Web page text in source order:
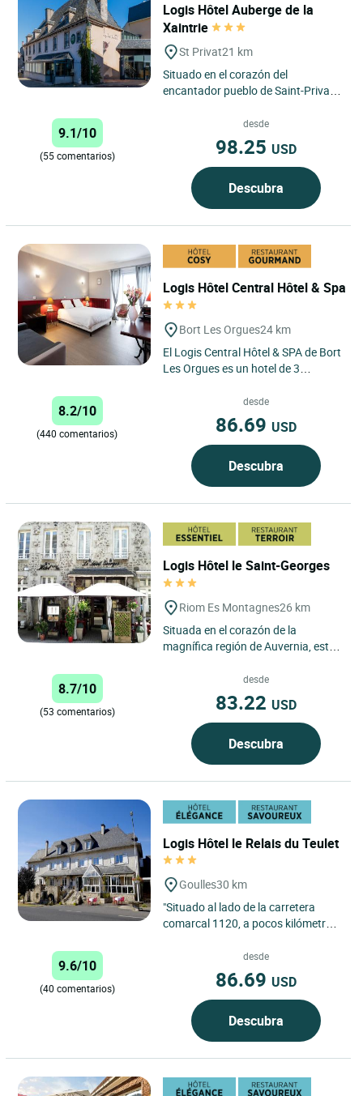
Logis Hôtel Auberge de la
Xaintrie
St Privat21 km
Situado en el corazón del
encantador pueblo de Saint-Privat,
marco ideal para una escapada...
9.1/10
(55 comentarios)
desde
98.25 USD
Descubra
Logis Hôtel Central Hôtel & Spa
Bort Les Orgues24 km
El Logis Central Hôtel & SPA de Bort
Les Orgues es un hotel de 3
corazón de la región...
8.2/10
(440 comentarios)
desde
86.69 USD
Descubra
Logis Hôtel le Saint-Georges
Riom Es Montagnes26 km
Situada en el corazón de la
magnífica región de Auvernia, esta
Riom es Montagnes...
8.7/10
(53 comentarios)
desde
83.22 USD
Descubra
Logis Hôtel le Relais du Teulet
Goulles30 km
"Situado al lado de la carretera
comarcal 1120, a pocos kilómetros
Teulet, este antiguo...
9.6/10
(40 comentarios)
desde
86.69 USD
Descubra